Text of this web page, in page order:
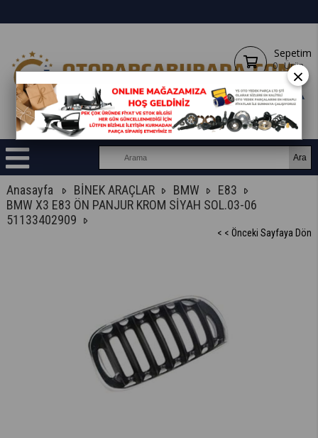
Sepetim
0 Ürün
Anasayfa BİNEK ARAÇLAR BMW
E83
BMW X3 E83 ÖN PANJUR KROM SİYAH SOL.03-06
51133402909
< < Önceki Sayfaya Dön
×